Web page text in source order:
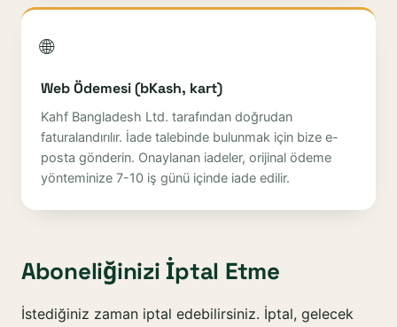
🌐
Web Ödemesi (bKash, kart)
Kahf Bangladesh Ltd. tarafından doğrudan
faturalandırılır. İade talebinde bulunmak için bize e-
posta gönderin. Onaylanan iadeler, orijinal ödeme
yönteminize 7-10 iş günü içinde iade edilir.
Aboneliğinizi İptal Etme
İstediğiniz zaman iptal edebilirsiniz. İptal, gelecek